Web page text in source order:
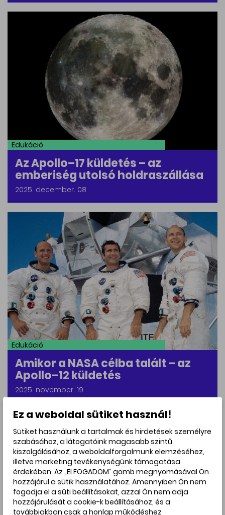
Edukáció
Az Apollo–17 küldetés – az
emberiség utolsó holdraszállása
2025. december. 08
Edukáció
Amikor a NASA célba talált – az
Apollo–12 küldetés
2025. november. 19
Ez a weboldal sütiket használ!
Sütiket használunk a tartalmak és hirdetések személyre
szabásához, a látogatóink magasabb szintű
kiszolgálásához, a weboldalforgalmunk elemzéséhez,
illetve marketing tevékenységünk támogatása
érdekében. Az „ELFOGADOM” gomb megnyomásával Ön
hozzájárul a sütik használatához. Amennyiben Ön nem
fogadja el a süti beállításokat, azzal Ön nem adja
hozzájárulását a cookie-k beállításához, és a
továbbiakban csak a honlap működéshez